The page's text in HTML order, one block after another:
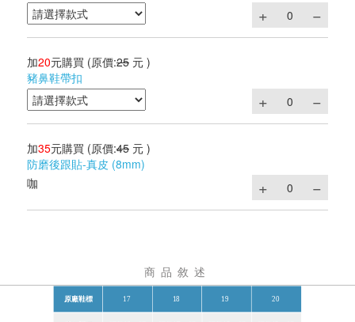
加20元購買 (原價:25 元 )
豬鼻鞋帶扣
加35元購買 (原價:45 元 )
防磨後跟貼-真皮 (8mm)
咖
商品敘述